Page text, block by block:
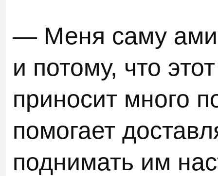
— Меня саму
и потому, что
приносит много
помогает
поднимать им